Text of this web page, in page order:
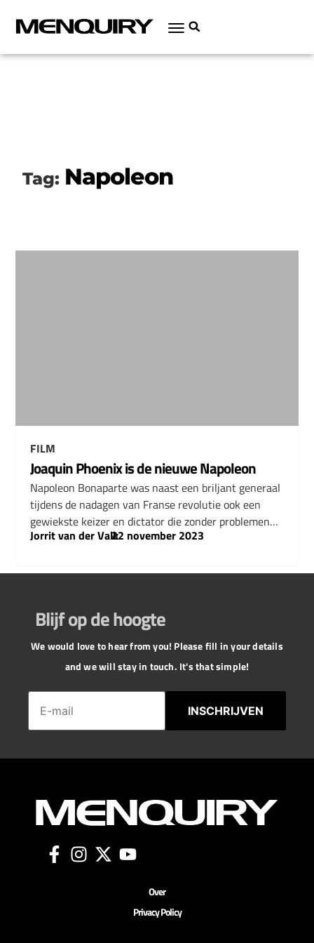
Tag: Napoleon
FILM
Joaquin Phoenix is de nieuwe Napoleon
Napoleon Bonaparte was naast een briljant generaal
tijdens de nadagen van Franse revolutie ook een
gewiekste keizer en dictator die zonder problemen…
Jorrit van der Valk
–
22 november 2023
Blijf op de hoogte
We would love to hear from you! Please fill in your details
and we will stay in touch. It's that simple!
INSCHRIJVEN
Over
Privacy Policy